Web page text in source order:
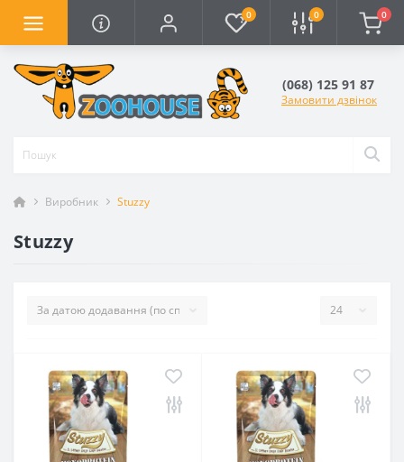
0 0 0
(068) 125 91 87
Замовити дзвінок
Виробник Stuzzy
Stuzzy